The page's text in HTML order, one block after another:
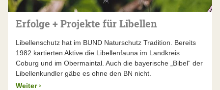
Erfolge + Projekte für Libellen
Libellenschutz hat im BUND Naturschutz Tradition. Bereits
1982 kartierten Aktive die Libellenfauna im Landkreis
Coburg und im Obermaintal. Auch die bayerische „Bibel“ der
Libellenkundler gäbe es ohne den BN nicht.
Weiter ›